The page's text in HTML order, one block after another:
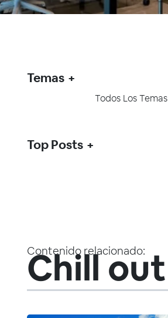
Contenido relacionado:
Chill out
Temas
Todos Los Temas
Top Posts